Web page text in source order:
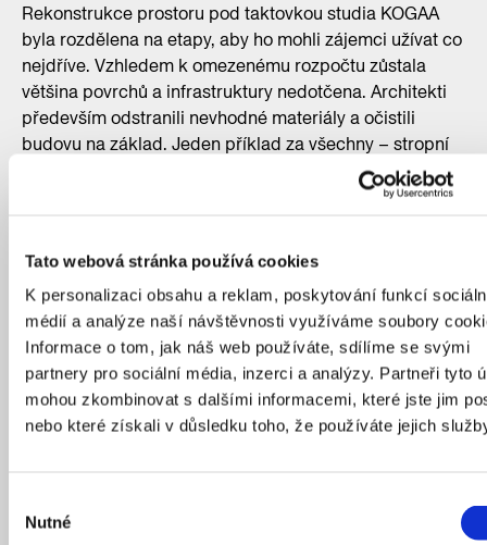
Tato webová stránka používá cookies
K personalizaci obsahu a reklam, poskytování funkcí
médií a analýze naší návštěvnosti využíváme soubory
Informace o tom, jak náš web používáte, sdílíme se svými
partnery pro sociální média, inzerci a analýzy. Partneři tyto
mohou zkombinovat s dalšími informacemi, které jste jim
nebo které získali v důsledku toho, že používáte jejich
souhlasu
Nutné
Rekonstrukce prostoru pod taktovkou studia KOGAA
byla rozdělena na etapy, aby ho mohli zájemci užívat co
nejdříve. Vzhledem k omezenému rozpočtu zůstala
většina povrchů a infrastruktury nedotčena. Architekti
především odstranili nevhodné materiály a očistili
budovu na základ. Jeden příklad za všechny – stropní
luxferový světlík přivádějící do budovy přirozené světlo
dříve zakrýval sádrokartonový podhled. Ten byl během
původního stavu. Zachovaly se také travertinové sloupy
v hlavním sále a travertinové obložení vstupní haly.
Součástí rekonstruovaného objektu je dnes showroom
lokálních tvůrců, kavárna, velký sál pro různé typy akcí,
sdílené konferenční místnosti a tři patra studií, ateliérů
a coworkingových prostorů pro kreativní komunitu. Už
dříve proběhla kompletní rekonstrukce fasády. KOGAA
ji tak pouze doplnilo o výrazný nápis, navržený